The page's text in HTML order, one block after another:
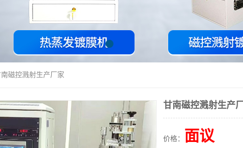
磁控溅射生产厂家
甘南磁控溅射生产
价格： 面议